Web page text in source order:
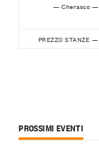
— Cherasco —
PREZZO STANZE —
PROSSIMI EVENTI